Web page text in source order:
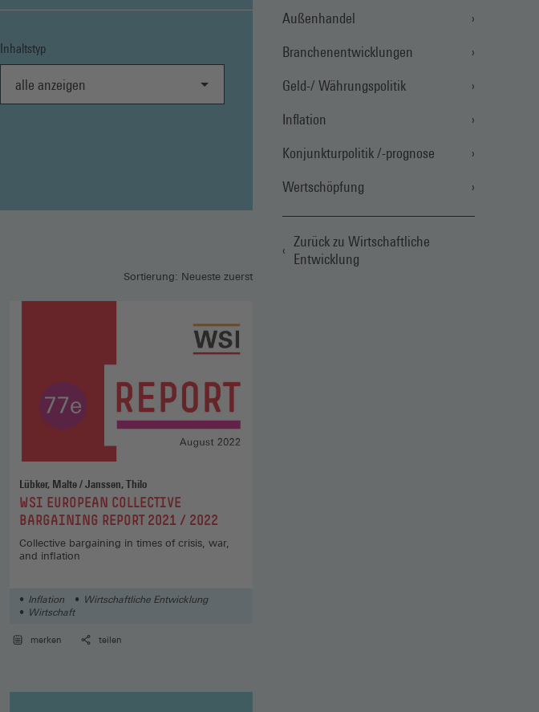
Inhaltstyp
alle anzeigen
Sortierung: Neueste zuerst
Lübker, Malte / Janssen, Thilo
:WSI EUROPEAN COLLECTIVE
BARGAINING REPORT 2021 / 2022
Collective bargaining in times of crisis, war,
and inflation
Inflation
Wirtschaftliche Entwicklung
Wirtschaft
merken teilen
Außenhandel
Branchenentwicklungen
Geld-/ Währungspolitik
Inflation
Konjunkturpolitik /-prognose
Wertschöpfung
Zurück zu Wirtschaftliche
Entwicklung